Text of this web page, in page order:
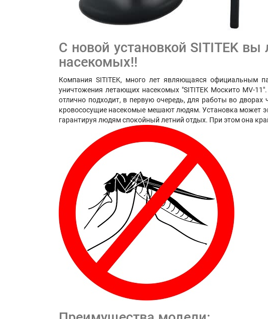
С новой установкой SITITEK вы
насекомых!!
Компания SITITEK, много лет являющаяся официальным
уничтожения летающих насекомых "SITITEK Москито MV-
отлично подходит, в первую очередь, для работы во
кровососущие насекомые мешают людям. Установка может
гарантируя людям спокойный летний отдых. При этом она